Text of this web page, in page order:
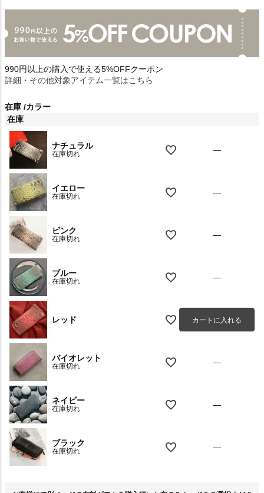
990円以上の購入で使える5%OFFクーポン
詳細・その他対象アイテム一覧はこちら
在庫 カラー
在庫
ナチュラル
在庫切れ —
イエロー
在庫切れ —
ピンク
在庫切れ —
ブルー
在庫切れ —
レッド カートに入れる
バイオレット
在庫切れ —
ネイビー
在庫切れ —
ブラック
在庫切れ —